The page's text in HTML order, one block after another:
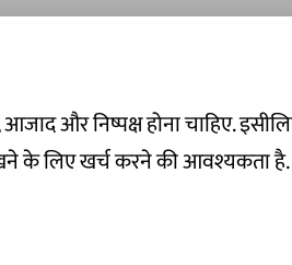
आजाद और निष्पक्ष होना चाहिए.
के लिए खर्च करने की आवश्यकता